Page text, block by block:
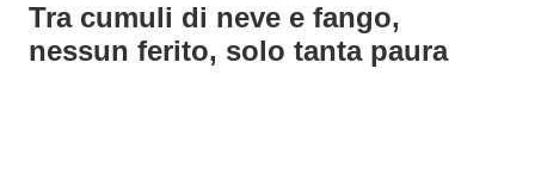
Tra cumuli di neve e fango,
nessun ferito, solo tanta paura